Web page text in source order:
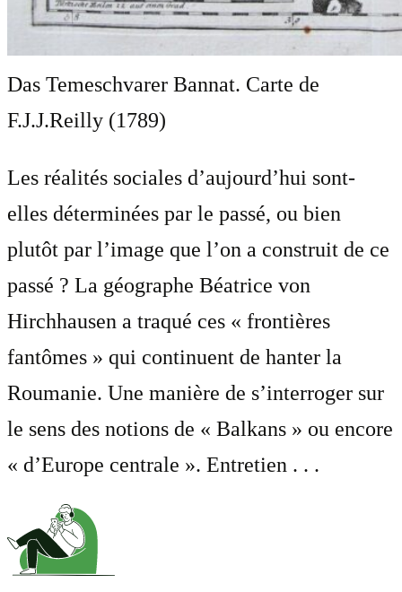
Das Temeschvarer Bannat. Carte de
F.J.J.Reilly (1789)
Les réalités sociales d’aujourd’hui sont-
elles déterminées par le passé, ou bien
plutôt par l’image que l’on a construit de ce
passé ? La géographe Béatrice von
Hirchhausen a traqué ces « frontières
fantômes » qui continuent de hanter la
Roumanie. Une manière de s’interroger sur
le sens des notions de « Balkans » ou encore
« d’Europe centrale ». Entretien . . .